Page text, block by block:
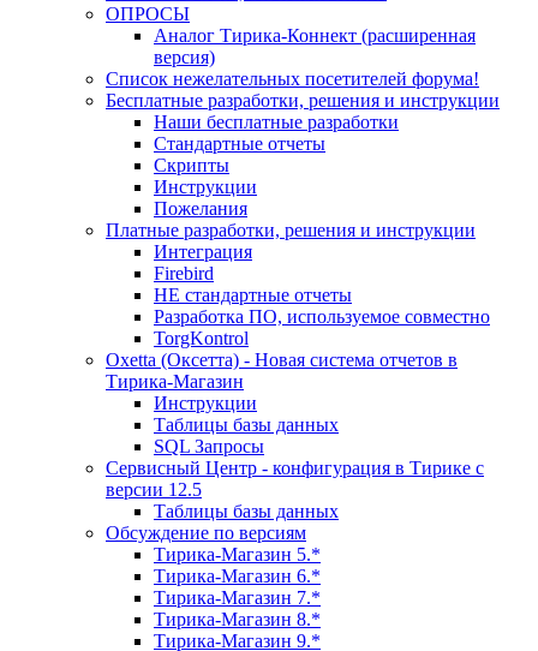
ОПРОСЫ
Аналог Тирика-Коннект (расширенная
версия)
Список нежелательных посетителей форума!
Бесплатные разработки, решения и инструкции
Наши бесплатные разработки
Стандартные отчеты
Скрипты
Инструкции
Пожелания
Платные разработки, решения и инструкции
Интеграция
Firebird
НЕ стандартные отчеты
Разработка ПО, используемое совместно
TorgKontrol
Oxetta (Оксетта) - Новая система отчетов в
Тирика-Магазин
Инструкции
Таблицы базы данных
SQL Запросы
Сервисный Центр - конфигурация в Тирике с
версии 12.5
Таблицы базы данных
Обсуждение по версиям
Тирика-Магазин 5.*
Тирика-Магазин 6.*
Тирика-Магазин 7.*
Тирика-Магазин 8.*
Тирика-Магазин 9.*